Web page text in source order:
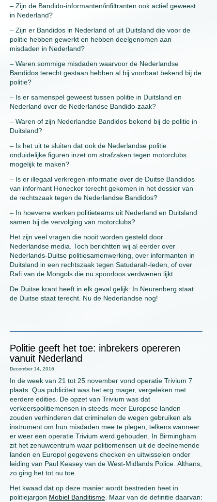
– Zijn de Bandido-informanten/infiltranten ook actief geweest
in Nederland?
– Zijn er Bandidos in Nederland of uit Duitsland die voor de
politie hebben gewerkt en hebben deelgenomen aan
misdaden in Nederland?
– Waren sommige misdaden waarvoor de Nederlandse
Bandidos terecht gestaan hebben al bij voorbaat bekend bij de
politie?
– Is er samenspel geweest tussen politie in Duitsland en
Nederland over de Nederlandse Bandido-zaak?
– Waren of zijn Nederlandse Bandidos bekend bij de politie in
Duitsland?
– Is het uit te sluiten dat ook de Nederlandse politie
onduidelijke figuren inzet om strafzaken tegen motorclubs
mogelijk te maken?
– Is er illegaal verkregen informatie over de Duitse Bandidos
van informant Honecker terecht gekomen in het dossier van
de rechtszaak tegen de Nederlandse Bandidos?
– In hoeverre werken politieteams uit Nederland en Duitsland
samen bij de vervolging van motorclubs?
Het zijn veel vragen die nooit worden gesteld door
Nederlandse media. Toch berichtten wij al eerder over
Nederlands-Duitse politiesamenwerking, over informanten in
Duitsland in een rechtszaak tegen Satudarah-leden, of over
Rafi van de Mongols die nu spoorloos verdwenen lijkt.
De Duitse krant heeft in elk geval gelijk: In Neurenberg staat
de Duitse staat terecht. Nu de Nederlandse nog!
Politie geeft het toe: inbrekers opereren
vanuit Nederland
December 14, 2016
In de week van 21 tot 25 november vond operatie Trivium 7
plaats. Qua publiciteit was het erg mager, vergeleken met
eerdere edities. De opzet van Trivium was dat
verkeerspolitiemensen in steeds meer Europese landen
zouden verhinderen dat criminelen de wegen gebruiken als
instrument om hun misdaden mee te plegen, telkens wanneer
er weer een operatie Trivium werd gehouden. In Birmingham
zit het zenuwcentrum waar politiemensen uit de deelnemende
landen en Europol gegevens checken en uitwisselen onder
leiding van Paul Keasey van de West-Midlands Police. Althans,
zo ging het tot nu toe.
Het kwaad dat op deze manier wordt bestreden heet in
politiejargon Mobiel Banditisme . Maar van de definitie daarvan: